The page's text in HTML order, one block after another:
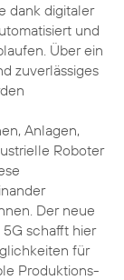
dank digitaler
und
Über ein
zuverlässiges
Anlagen,
Roboter
Der neue
schafft hier
für
Produktions-